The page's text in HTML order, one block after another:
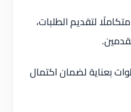
لتقديم الطلبات،
بعناية لضمان اكتمال